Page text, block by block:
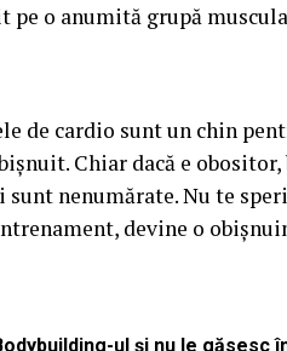
o anumită grupă
de cardio sunt un chin
Chiar dacă e
nenumărate. Nu te
devine o
ul și nu le găsesc